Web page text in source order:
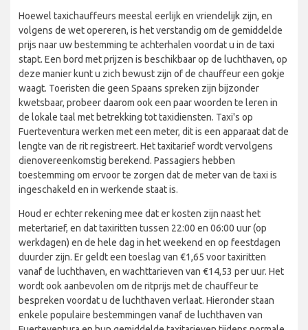
Hoewel taxichauffeurs meestal eerlijk en vriendelijk zijn, en
volgens de wet opereren, is het verstandig om de gemiddelde
prijs naar uw bestemming te achterhalen voordat u in de taxi
stapt. Een bord met prijzen is beschikbaar op de luchthaven, op
deze manier kunt u zich bewust zijn of de chauffeur een gokje
waagt. Toeristen die geen Spaans spreken zijn bijzonder
kwetsbaar, probeer daarom ook een paar woorden te leren in
de lokale taal met betrekking tot taxidiensten. Taxi's op
Fuerteventura werken met een meter, dit is een apparaat dat de
lengte van de rit registreert. Het taxitarief wordt vervolgens
dienovereenkomstig berekend. Passagiers hebben
toestemming om ervoor te zorgen dat de meter van de taxi is
ingeschakeld en in werkende staat is.
Houd er echter rekening mee dat er kosten zijn naast het
metertarief, en dat taxiritten tussen 22:00 en 06:00 uur (op
werkdagen) en de hele dag in het weekend en op feestdagen
duurder zijn. Er geldt een toeslag van €1,65 voor taxiritten
vanaf de luchthaven, en wachttarieven van €14,53 per uur. Het
wordt ook aanbevolen om de ritprijs met de chauffeur te
bespreken voordat u de luchthaven verlaat. Hieronder staan
enkele populaire bestemmingen vanaf de luchthaven van